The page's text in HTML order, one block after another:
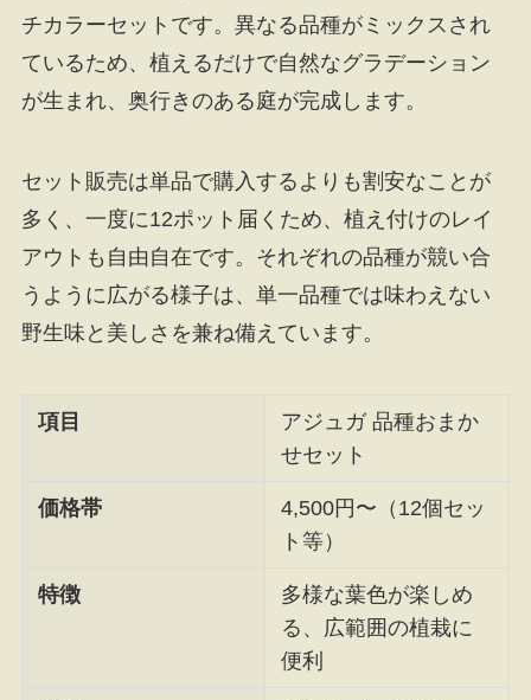
チカラーセットです。異なる品種がミックスされ
ているため、植えるだけで自然なグラデーション
が生まれ、奥行きのある庭が完成します。
セット販売は単品で購入するよりも割安なことが
多く、一度に12ポット届くため、植え付けのレイ
アウトも自由自在です。それぞれの品種が競い合
うように広がる様子は、単一品種では味わえない
野生味と美しさを兼ね備えています。
項目
アジュガ 品種おまか
せセット
価格帯
4,500円〜（12個セッ
ト等）
特徴
多様な葉色が楽しめ
る、広範囲の植栽に
便利